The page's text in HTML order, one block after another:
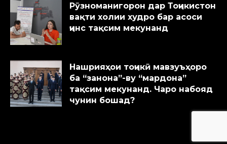
Рӯзноманигорон дар Тоҷикистон
вақти холии худро бар асоси
ҷинс тақсим мекунанд
Нашрияҳои тоҷикӣ мавзуъҳоро
ба “занона”-ву “мардона”
тақсим мекунанд. Чаро набояд
чунин бошад?